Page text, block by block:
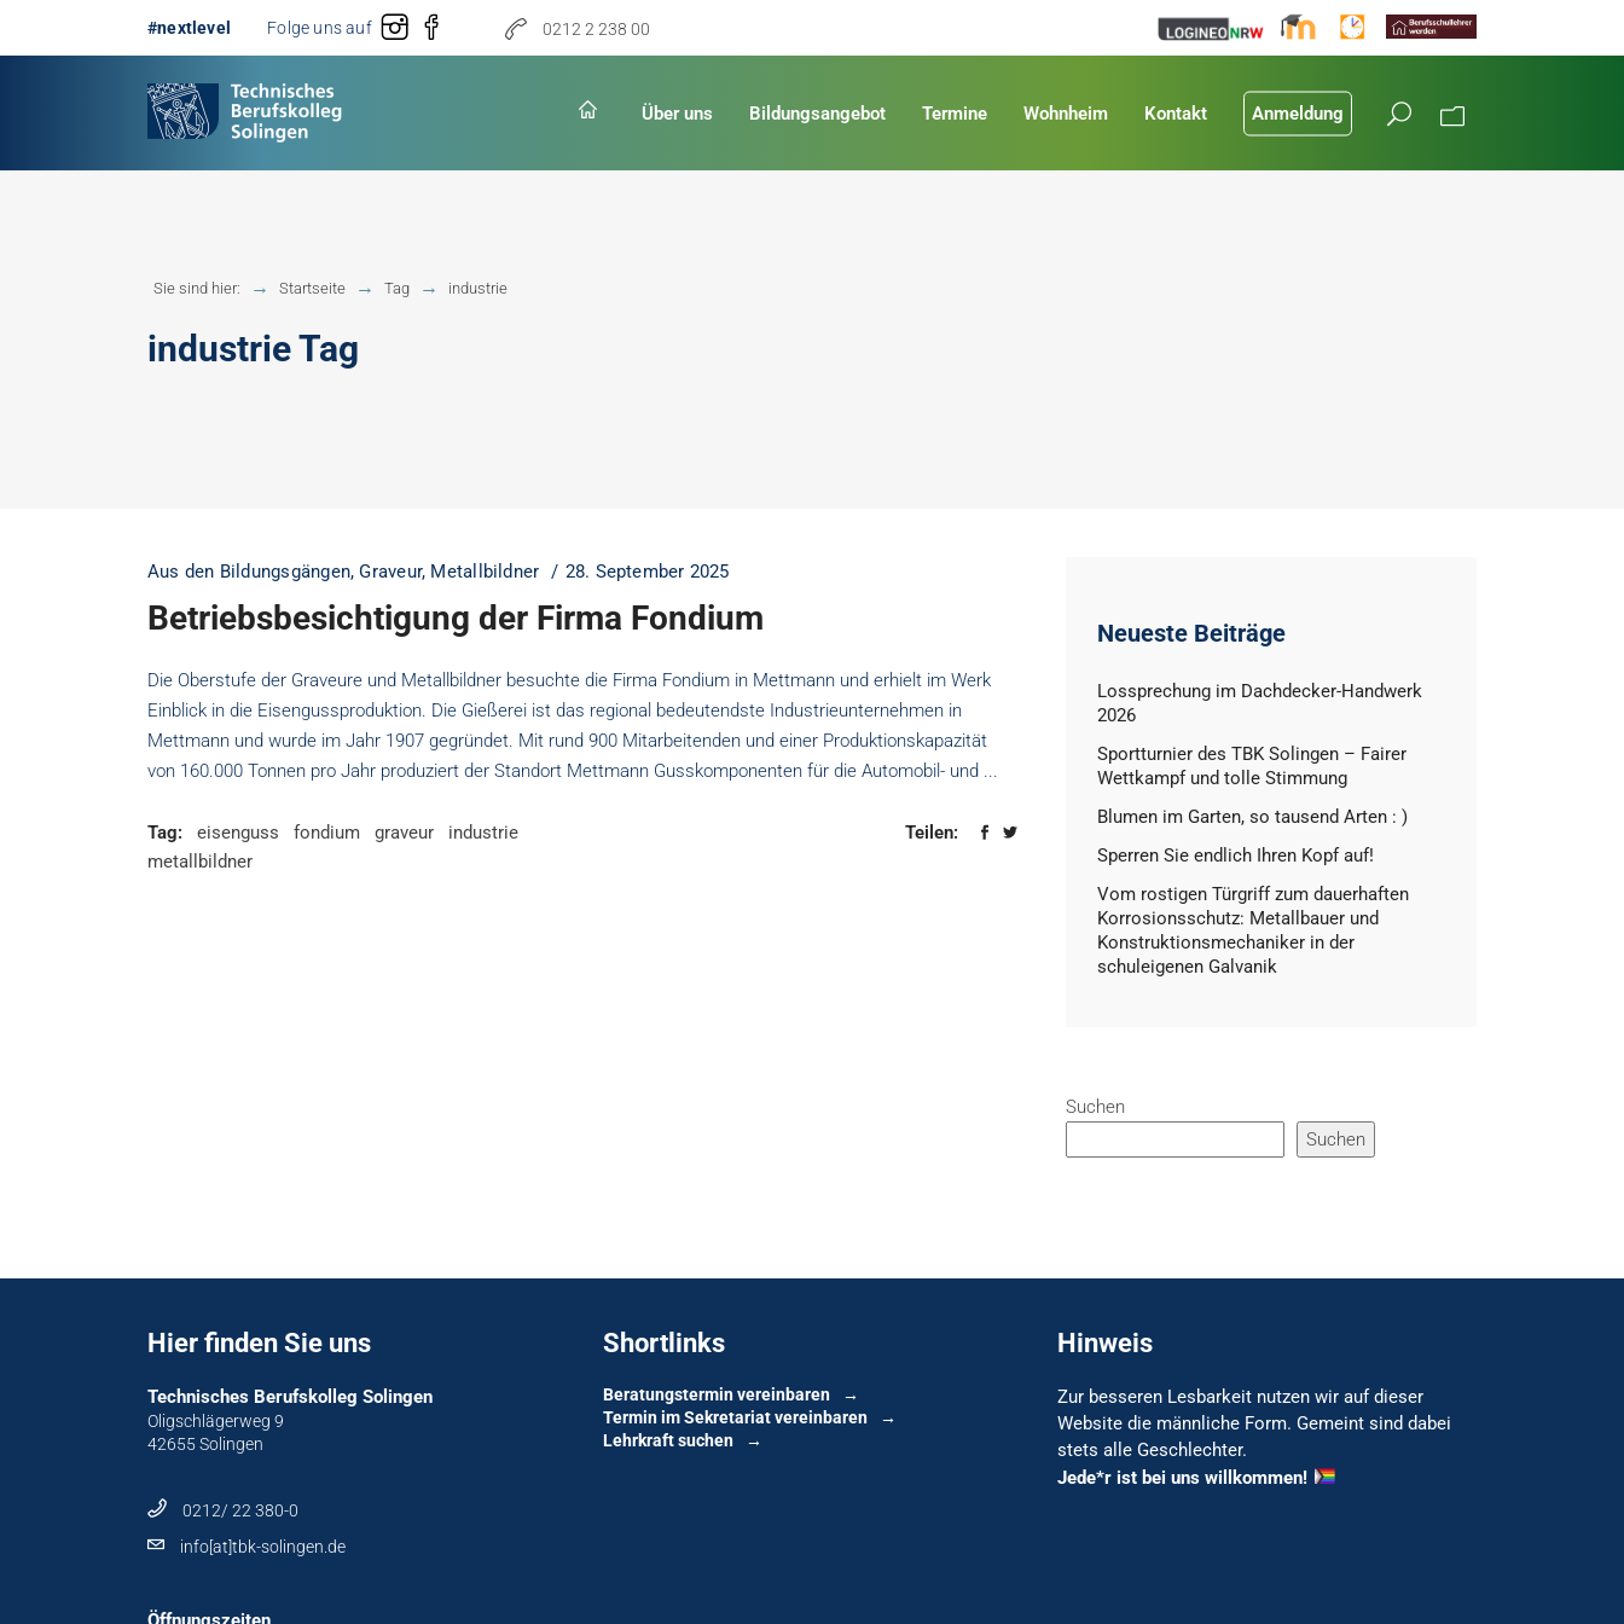
#nextlevel Folge uns auf 0212 2 238 00
Über uns Bildungsangebot
Handwerk
Termine Wohnheim Kontakt Anmeldung
Sie sind hier: Startseite Tag industrie
industrie Tag
Aus den Bildungsgängen,Graveur, Metallbildner 28. September 2025
Betriebsbesichtigung der Firma Fondium
Die Oberstufe der Graveure und Metallbildner besuchte die Firma Fondium in Mettmann und erhielt im Werk
Einblick in die Eisengussproduktion. Die Gießerei ist das regional bedeutendste Industrieunternehmen in
Mettmann und wurde im Jahr 1907 gegründet. Mit rund 900 Mitarbeitenden und einer Produktionskapazität
von 160.000 Tonnen pro Jahr produziert der Standort Mettmann Gusskomponenten für die Automobil- und
Tag: eisenguss fondium graveur
industrie
metallbildner
Teilen:
Neueste Beiträge
Lossprechung im Dachdecker-Handwerk
2026
Sportturnier des TBK Solingen – Fairer
Wettkampf und tolle Stimmung
Blumen im Garten, so tausend Arten : )
Sperren Sie endlich Ihren Kopf auf!
Vom rostigen Türgriff zum dauerhaften
Korrosionsschutz: Metallbauer und
Konstruktionsmechaniker in der
schuleigenen Galvanik
Suchen
Suchen
Hier finden Sie uns
Technisches Berufskolleg Solingen
Oligschlägerweg 9
42655 Solingen
0212/ 22 380-0
info[at]tbk-solingen.de
Shortlinks
Beratungstermin vereinbaren
Termin im Sekretariat vereinbaren
Lehrkraft suchen
Hinweis
Zur besseren Lesbarkeit nutzen wir auf dieser
Website die männliche Form. Gemeint sind dabei
stets alle Geschlechter.
Jede*r ist bei uns willkommen!